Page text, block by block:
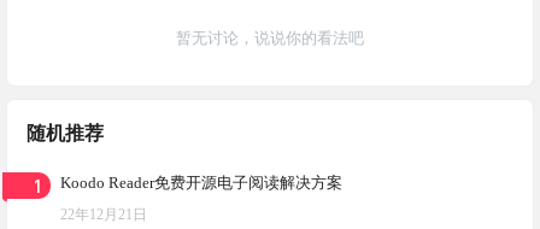
暂无讨论，说说你的看法吧
随机推荐
1 Koodo Reader免费开源电子阅读解决方案
22年12月21日